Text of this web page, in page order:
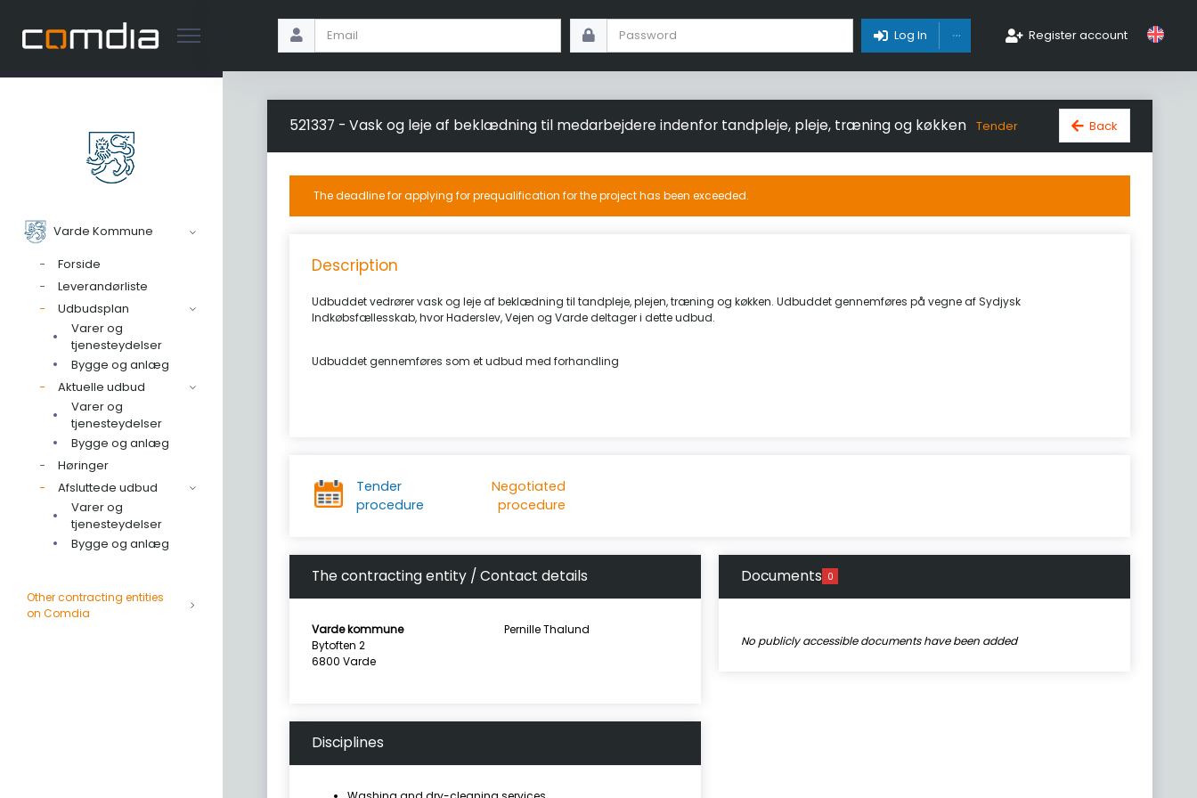
Varde Kommune
Forside
Leverandørliste
Udbudsplan
Varer og
tjenesteydelser
Bygge og anlæg
Aktuelle udbud
Varer og
tjenesteydelser
Bygge og anlæg
Høringer
Afsluttede udbud
Varer og
tjenesteydelser
Bygge og anlæg
Other contracting entities
on Comdia
Log In Toggle DropdownRegister account
521337 - Vask og leje af beklædning til medarbejdere indenfor tandpleje, pleje, træning og køkken Tender Back
The deadline for applying for prequalification for the project has been exceeded.
Description
Udbuddet vedrører vask og leje af beklædning til tandpleje, plejen, træning og køkken. Udbuddet gennemføres på vegne af Sydjysk
Indkøbsfællesskab, hvor Haderslev, Vejen og Varde deltager i dette udbud.
Udbuddet gennemføres som et udbud med forhandling
Tender
procedure
Negotiated
procedure
The contracting entity / Contact details
Varde kommune
Bytoften 2
6800 Varde
Pernille Thalund
Documents 0
No publicly accessible documents have been added
Disciplines